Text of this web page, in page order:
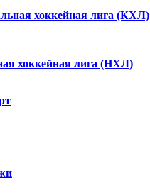
хоккейная лига (КХЛ)
хоккейная лига (НХЛ)